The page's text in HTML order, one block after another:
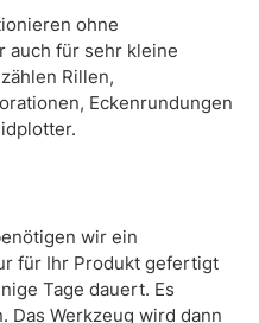
ohne
auch für sehr kleine
Rillen,
Eckenrundungen
wir ein
für Ihr Produkt gefertigt
Tage dauert. Es
Das Werkzeug wird dann